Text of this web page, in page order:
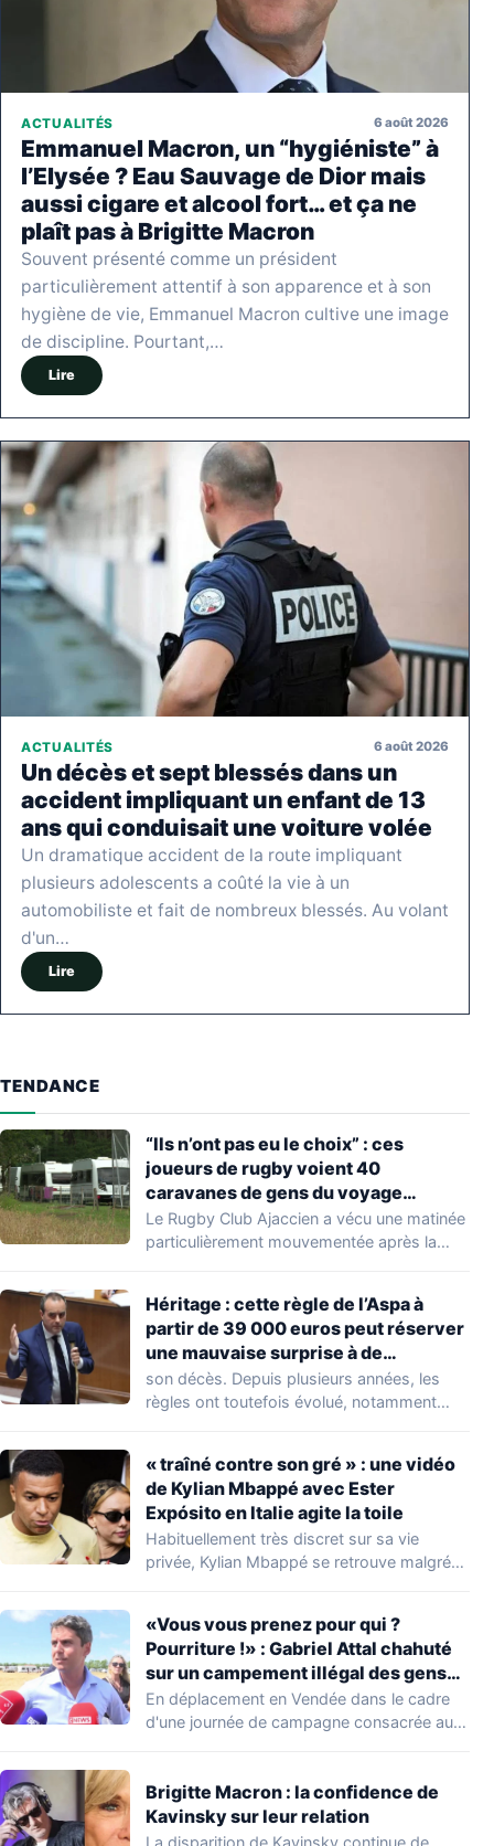
ACTUALITÉS 6 août 2026
Emmanuel Macron, un “hygiéniste” à
l’Elysée ? Eau Sauvage de Dior mais
aussi cigare et alcool fort… et ça ne
plaît pas à Brigitte Macron
Souvent présenté comme un président
particulièrement attentif à son apparence et à son
hygiène de vie, Emmanuel Macron cultive une image
de discipline. Pourtant,…
Lire
ACTUALITÉS 6 août 2026
Un décès et sept blessés dans un
accident impliquant un enfant de 13
ans qui conduisait une voiture volée
Un dramatique accident de la route impliquant
plusieurs adolescents a coûté la vie à un
automobiliste et fait de nombreux blessés. Au volant
d'un…
Lire
TENDANCE
“Ils n’ont pas eu le choix” : ces
joueurs de rugby voient 40
caravanes de gens du voyage
s’installer dans leur stade, ils les
délogent en moins d’1 heure
Le Rugby Club Ajaccien a vécu une matinée
particulièrement mouvementée après la
Héritage : cette règle de l’Aspa à
partir de 39 000 euros peut réserver
une mauvaise surprise à de
nombreuses familles
son décès. Depuis plusieurs années, les
règles ont toutefois évolué, notamment
« traîné contre son gré » : une vidéo
de Kylian Mbappé avec Ester
Expósito en Italie agite la toile
Habituellement très discret sur sa vie
privée, Kylian Mbappé se retrouve malgré
«Vous vous prenez pour qui ?
Pourriture !» : Gabriel Attal chahuté
sur un campement illégal des gens
du voyage
En déplacement en Vendée dans le cadre
d'une journée de campagne consacrée aux
Brigitte Macron : la confidence de
Kavinsky sur leur relation
La disparition de Kavinsky continue de